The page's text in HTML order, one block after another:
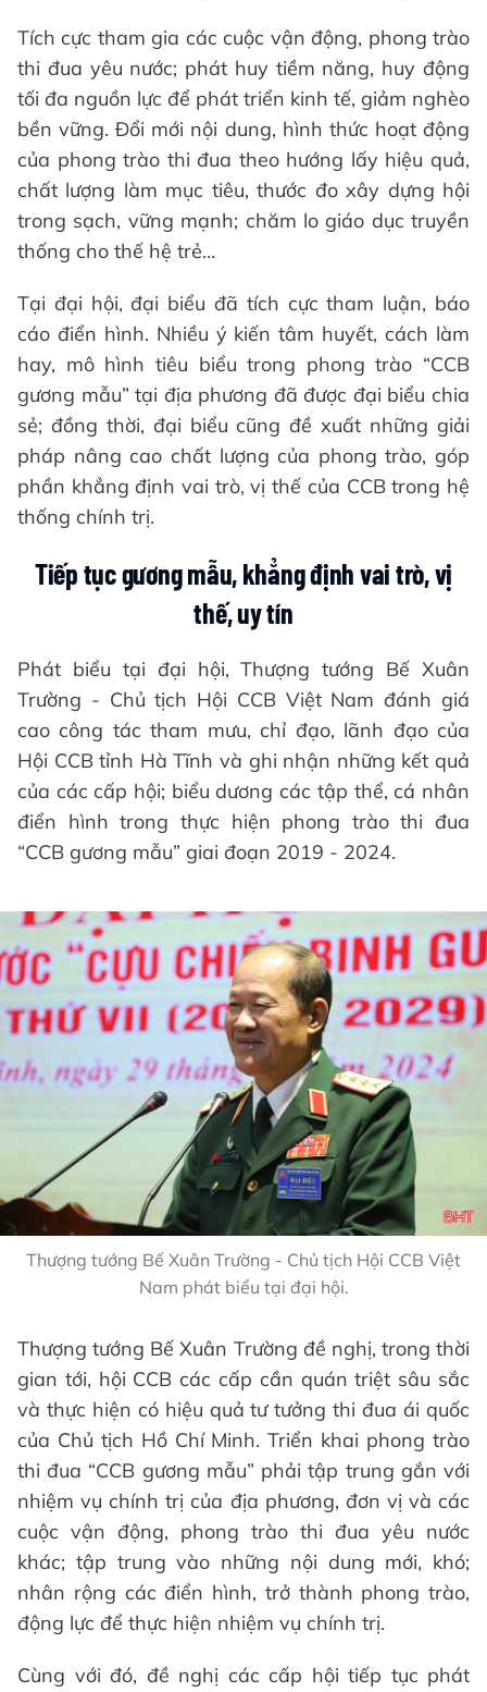
Tích cực tham gia các cuộc vận động, phong trào
thi đua yêu nước; phát huy tiềm năng, huy động
tối đa nguồn lực để phát triển kinh tế, giảm nghèo
bền vững. Đổi mới nội dung, hình thức hoạt động
của phong trào thi đua theo hướng lấy hiệu quả,
chất lượng làm mục tiêu, thước đo xây dựng hội
trong sạch, vững mạnh; chăm lo giáo dục truyền
thống cho thế hệ trẻ…
Tại đại hội, đại biểu đã tích cực tham luận, báo
cáo điển hình. Nhiều ý kiến tâm huyết, cách làm
hay, mô hình tiêu biểu trong phong trào “CCB
gương mẫu” tại địa phương đã được đại biểu chia
sẻ; đồng thời, đại biểu cũng đề xuất những giải
pháp nâng cao chất lượng của phong trào, góp
phần khẳng định vai trò, vị thế của CCB trong hệ
thống chính trị.
Tiếp tục gương mẫu, khẳng định vai trò, vị
thế, uy tín
Phát biểu tại đại hội, Thượng tướng Bế Xuân
Trường - Chủ tịch Hội CCB Việt Nam đánh giá
cao công tác tham mưu, chỉ đạo, lãnh đạo của
Hội CCB tỉnh Hà Tĩnh và ghi nhận những kết quả
của các cấp hội; biểu dương các tập thể, cá nhân
điển hình trong thực hiện phong trào thi đua
“CCB gương mẫu” giai đoạn 2019 - 2024.
Thượng tướng Bế Xuân Trường - Chủ tịch Hội CCB Việt
Nam phát biểu tại đại hội.
Thượng tướng Bế Xuân Trường đề nghị, trong thời
gian tới, hội CCB các cấp cần quán triệt sâu sắc
và thực hiện có hiệu quả tư tưởng thi đua ái quốc
của Chủ tịch Hồ Chí Minh. Triển khai phong trào
thi đua “CCB gương mẫu” phải tập trung gắn với
nhiệm vụ chính trị của địa phương, đơn vị và các
cuộc vận động, phong trào thi đua yêu nước
khác; tập trung vào những nội dung mới, khó;
nhân rộng các điển hình, trở thành phong trào,
động lực để thực hiện nhiệm vụ chính trị.
Cùng với đó, đề nghị các cấp hội tiếp tục phát